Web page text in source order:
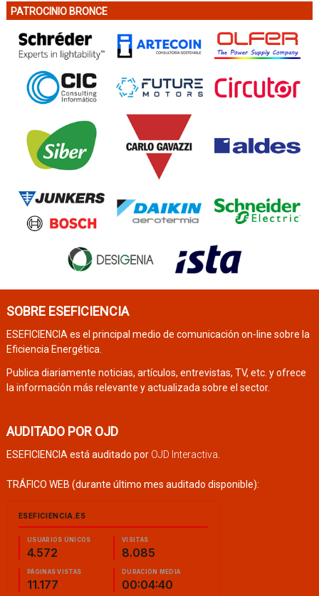
PATROCINIO BRONCE
SOBRE ESEFICIENCIA
ESEFICIENCIA es el principal medio de comunicación on-line sobre la
Eficiencia Energética.
Publica diariamente noticias, artículos, entrevistas, TV, etc. y ofrece
la información más relevante y actualizada sobre el sector.
AUDITADO POR OJD
ESEFICIENCIA está auditado por OJD Interactiva
TRÁFICO WEB (durante último mes auditado disponible):